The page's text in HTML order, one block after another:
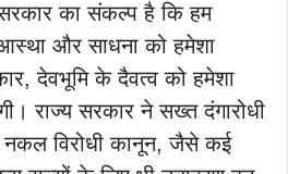
का संकल्प है कि हम
और साधना को हमेशा
देवभूमि के दैवत्व को हमेशा
राज्य सरकार ने सख्त दंगारोधी
नकल विरोधी कानून, जैसे कई